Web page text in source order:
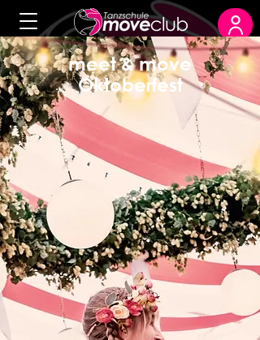
meet & move
Oktoberfest